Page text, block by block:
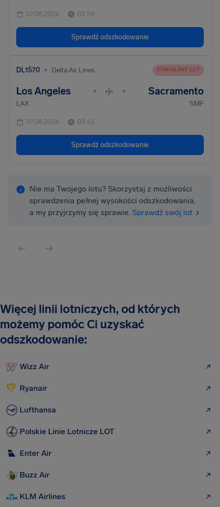
07.08.2026 03:59
Sprawdź odszkodowanie
DL1570 • Delta Air Lines ODWOŁANY LOT
Los Angeles • • Sacramento
LAX SMF
07.08.2026 03:45
Sprawdź odszkodowanie
Nie ma Twojego lotu? Skorzystaj z możliwości
sprawdzenia pełnej wysokości odszkodowania,
a my przyjrzymy się sprawie. Sprawdź swój lot
Więcej linii lotniczych, od których
możemy pomóc Ci uzyskać
odszkodowanie:
Wizz Air
Ryanair
Lufthansa
Polskie Linie Lotnicze LOT
Enter Air
Buzz Air
KLM Airlines